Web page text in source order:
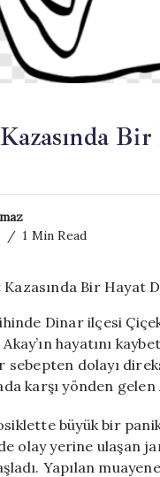
Bir
1 Min Read
Dinar ilçesi
hayatını
sebepten dolayı
karşı yönden
büyük bir
olay yerine ulaşan
Yapılan